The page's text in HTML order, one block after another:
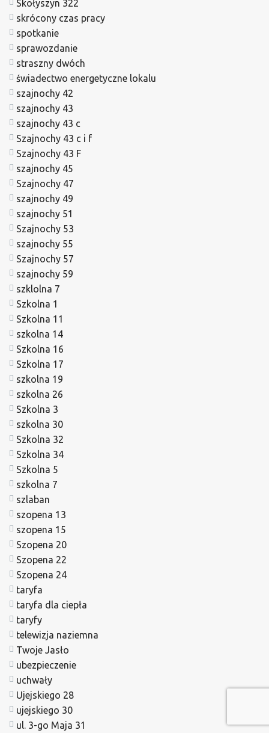
Skołyszyn 322
skrócony czas pracy
spotkanie
sprawozdanie
straszny dwóch
świadectwo energetyczne lokalu
szajnochy 42
szajnochy 43
szajnochy 43 c
Szajnochy 43 c i f
Szajnochy 43 F
szajnochy 45
Szajnochy 47
szajnochy 49
szajnochy 51
Szajnochy 53
szajnochy 55
Szajnochy 57
szajnochy 59
szklolna 7
Szkolna 1
Szkolna 11
szkolna 14
Szkolna 16
Szkolna 17
szkolna 19
szkolna 26
Szkolna 3
szkolna 30
Szkolna 32
Szkolna 34
Szkolna 5
szkolna 7
szlaban
szopena 13
szopena 15
Szopena 20
Szopena 22
Szopena 24
taryfa
taryfa dla ciepła
taryfy
telewizja naziemna
Twoje Jasło
ubezpieczenie
uchwały
Ujejskiego 28
ujejskiego 30
ul. 3-go Maja 31